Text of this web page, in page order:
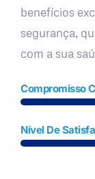
benefícios
segurança,
com a sua
Compromisso
Nível De